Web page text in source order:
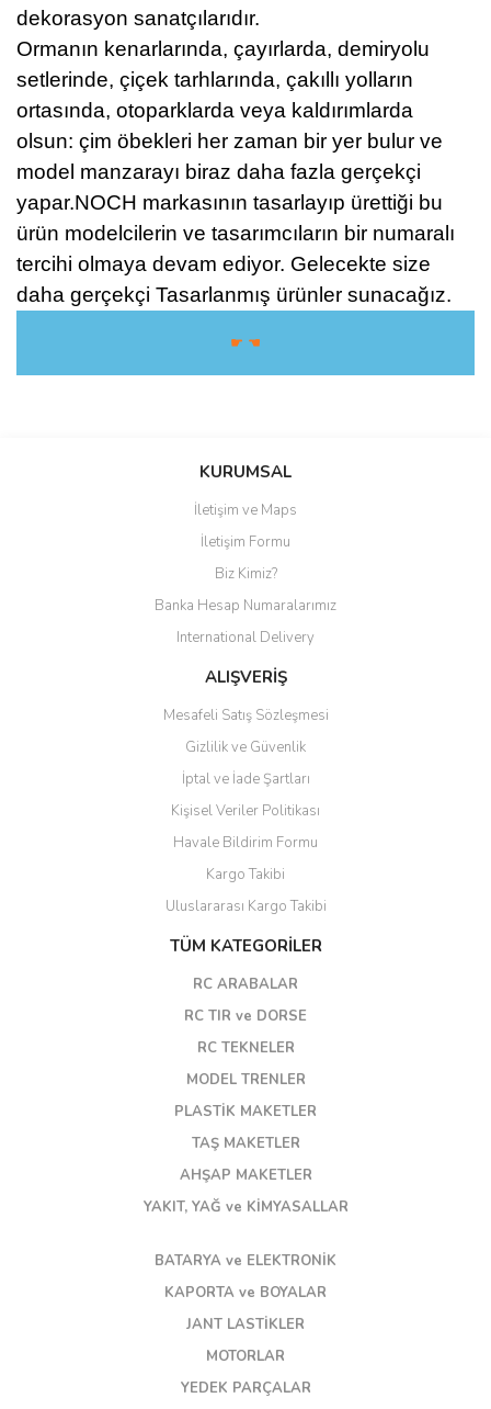
dekorasyon sanatçılarıdır.
Ormanın kenarlarında, çayırlarda, demiryolu
setlerinde, çiçek tarhlarında, çakıllı yolların
ortasında, otoparklarda veya kaldırımlarda
olsun: çim öbekleri her zaman bir yer bulur ve
model manzarayı biraz daha fazla gerçekçi
yapar.NOCH markasının tasarlayıp ürettiği bu
ürün modelcilerin ve tasarımcıların bir numaralı
tercihi olmaya devam ediyor. Gelecekte size
daha gerçekçi Tasarlanmış ürünler sunacağız.
☛ ☚
Yorum Yaz
KURUMSAL
İletişim ve Maps
İletişim Formu
Biz Kimiz?
Banka Hesap Numaralarımız
International Delivery
ALIŞVERİŞ
Mesafeli Satış Sözleşmesi
Gizlilik ve Güvenlik
İptal ve İade Şartları
Kişisel Veriler Politikası
Havale Bildirim Formu
Kargo Takibi
Uluslararası Kargo Takibi
TÜM KATEGORİLER
RC ARABALAR
RC TIR ve DORSE
RC TEKNELER
MODEL TRENLER
PLASTİK MAKETLER
TAŞ MAKETLER
AHŞAP MAKETLER
YAKIT, YAĞ ve KİMYASALLAR
BATARYA ve ELEKTRONİK
KAPORTA ve BOYALAR
JANT LASTİKLER
MOTORLAR
YEDEK PARÇALAR